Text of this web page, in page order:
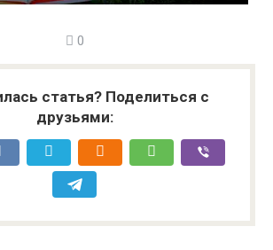
0
статья? Поделиться с
друзьями: